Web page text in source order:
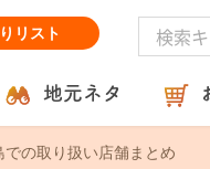
リスト
地元ネタ
の取り扱い店舗まとめ